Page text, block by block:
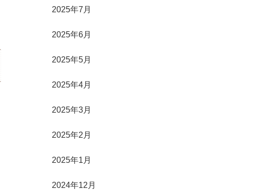
2025年7月
2025年6月
2025年5月
2025年4月
2025年3月
2025年2月
2025年1月
2024年12月